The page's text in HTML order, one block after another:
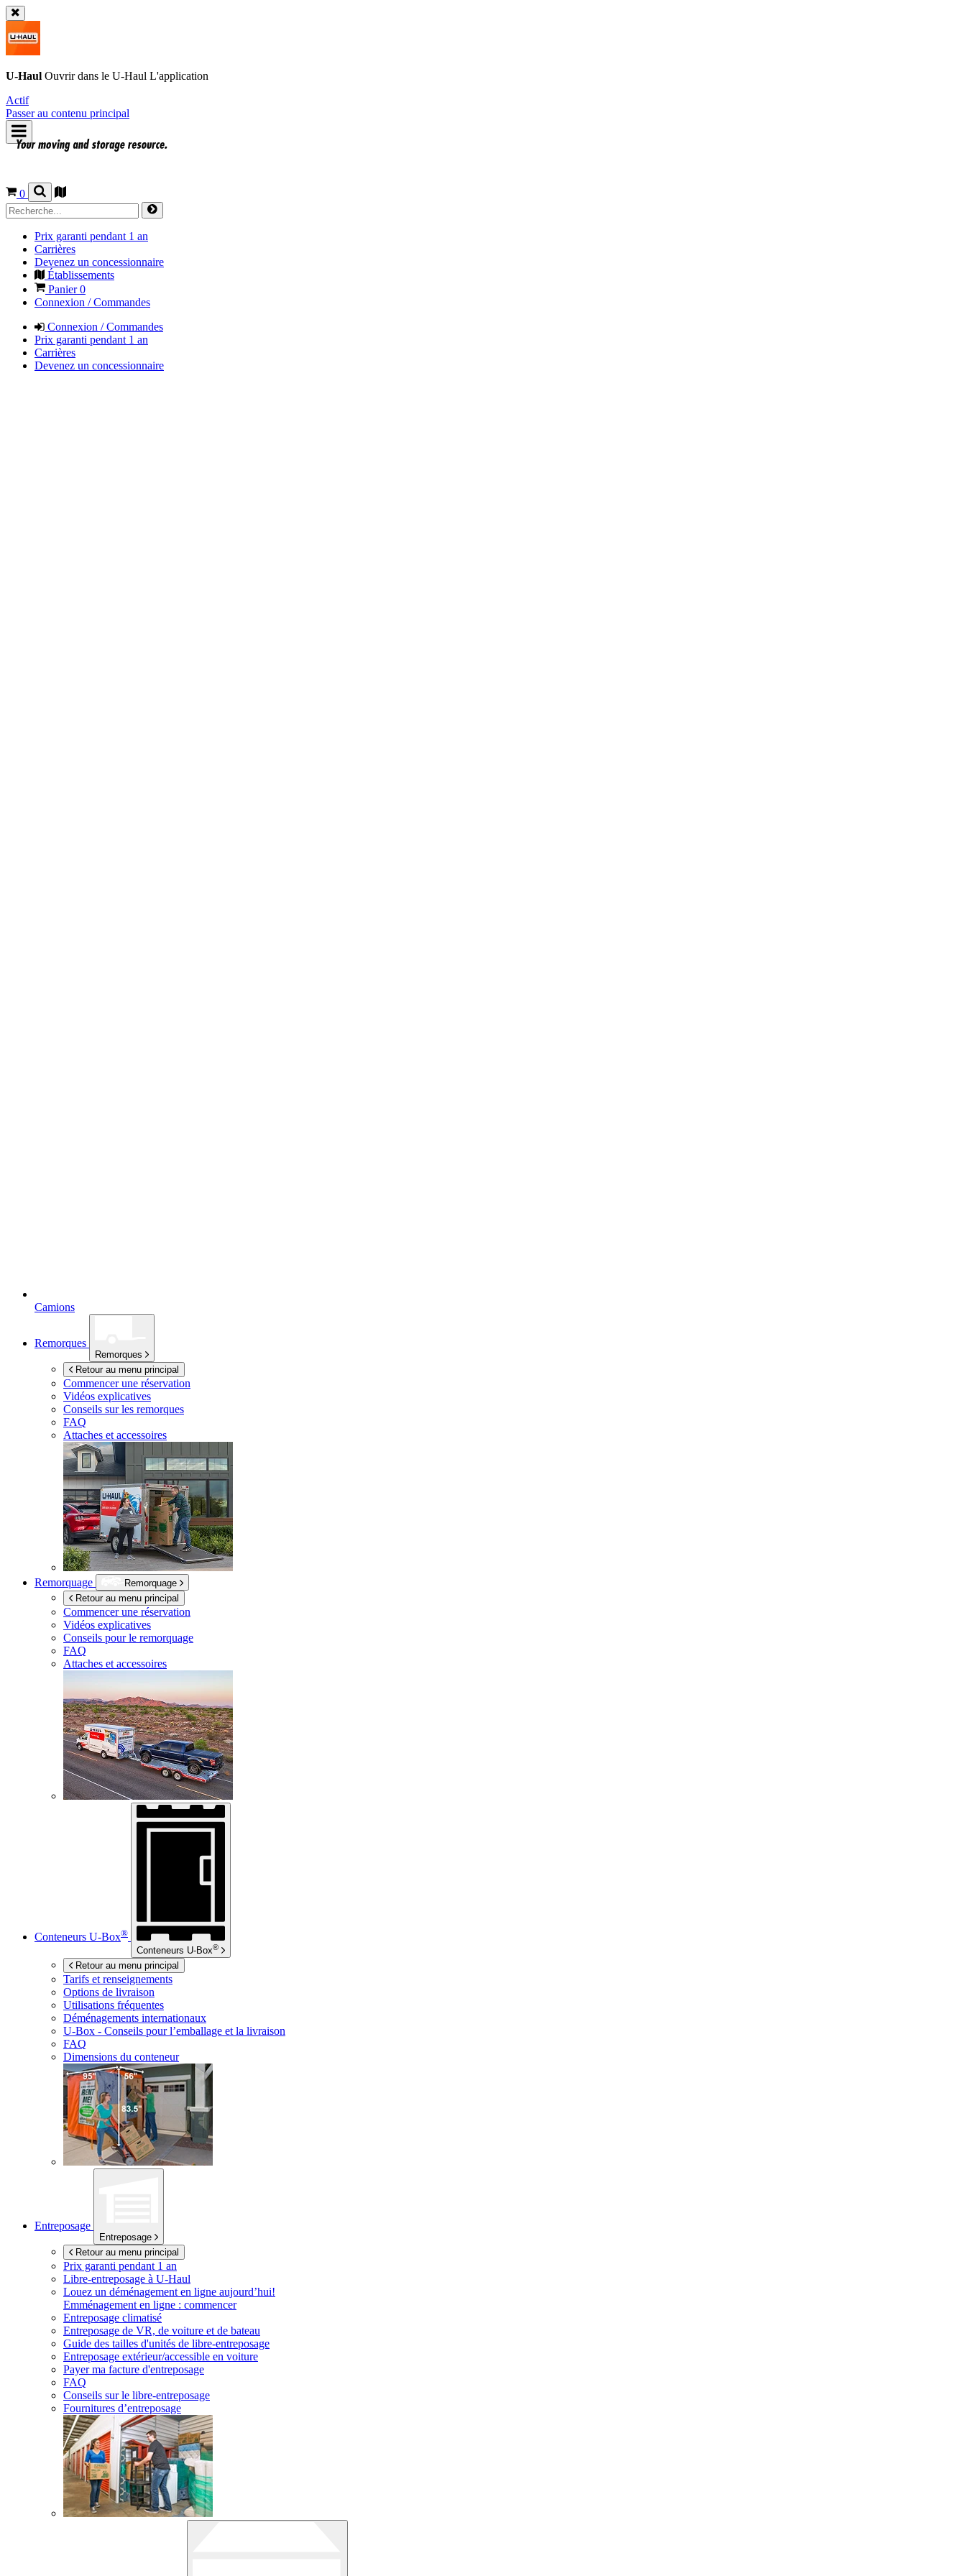
U-Haul Ouvrir dans le U-Haul L'application
Actif
Passer au contenu principal
0
Prix garanti pendant 1 an
Carrières
Devenez un concessionnaire
Établissements
Panier0
Connexion / Commandes
Connexion / Commandes
Prix garanti pendant 1 an
Carrières
Devenez un concessionnaire
Camions
Remorques
Remorques
Retour au menu principal
Commencer une réservation
Vidéos explicatives
Conseils sur les remorques
FAQ
Attaches et accessoires
Remorquage
Remorquage
Retour au menu principal
Commencer une réservation
Vidéos explicatives
Conseils pour le remorquage
FAQ
Attaches et accessoires
Conteneurs U-Box®
Conteneurs U-Box®
Retour au menu principal
Tarifs et renseignements
Options de livraison
Utilisations fréquentes
Déménagements internationaux
U-Box - Conseils pour l’emballage et la livraison
FAQ
Dimensions du conteneur
Entreposage
Entreposage
Retour au menu principal
Prix garanti pendant 1 an
Libre-entreposage à U-Haul
Louez un déménagement en ligne aujourd’hui!
Emménagement en ligne : commencer
Entreposage climatisé
Entreposage de VR, de voiture et de bateau
Guide des tailles d'unités de libre-entreposage
Entreposage extérieur/accessible en voiture
Payer ma facture d'entreposage
FAQ
Conseils sur le libre-entreposage
Fournitures d’entreposage